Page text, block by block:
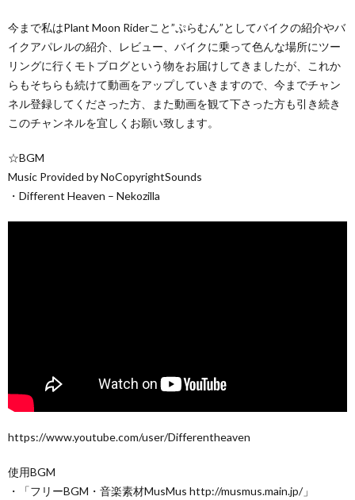
今まで私はPlant Moon Riderこと”ぷらむん”としてバイクの紹介やバ
イクアパレルの紹介、レビュー、バイクに乗って色んな場所にツー
リングに行くモトブログという物をお届けしてきましたが、これか
らもそちらも続けて動画をアップしていきますので、今までチャン
ネル登録してくださった方、また動画を観て下さった方も引き続き
このチャンネルを宜しくお願い致します。
☆BGM
Music Provided by NoCopyrightSounds
・Different Heaven – Nekozilla
https://www.youtube.com/user/Differentheaven
使用BGM
・「フリーBGM・音楽素材MusMus http://musmus.main.jp/」